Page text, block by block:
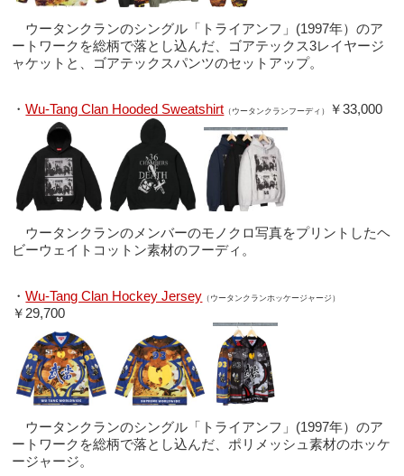
ウータンクランのシングル「トライアンフ」(1997年）のア
ートワークを総柄で落とし込んだ、ゴアテックス3レイヤージ
ャケットと、ゴアテックスパンツのセットアップ。
・Wu-Tang Clan Hooded Sweatshirt （ウータンクランフーディ） ￥33,000
ウータンクランのメンバーのモノクロ写真をプリントしたヘ
ビーウェイトコットン素材のフーディ。
・Wu-Tang Clan Hockey Jersey （ウータンクランホッケージャージ）
￥29,700
ウータンクランのシングル「トライアンフ」(1997年）のア
ートワークを総柄で落とし込んだ、ポリメッシュ素材のホッケ
ージャージ。